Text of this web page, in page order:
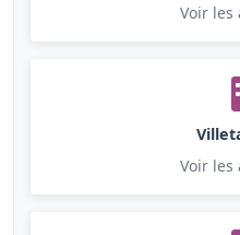
Voir les
Voir les